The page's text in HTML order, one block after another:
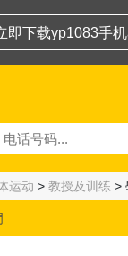
即下载yp1083手
运动 > 教授及训练 >